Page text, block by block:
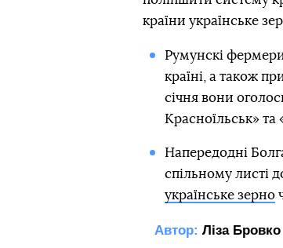
країни українське
Румунскі
країні, а також
січня вони
Красноїльськ»
Напередодні
спільному листі
українське зерно
Автор: Ліза Бровко